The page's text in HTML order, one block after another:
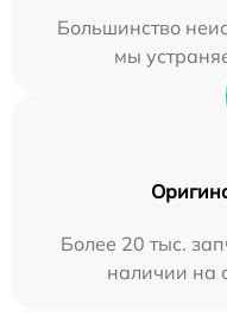
Большинство
мы
Более 20 тыс.
наличии на